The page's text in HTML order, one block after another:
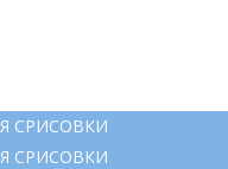
СРИСОВКИ
СРИСОВКИ